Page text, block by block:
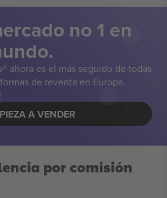
no 1 en
ahora es el más seguido de todas
de reventa en Europa.
A VENDER
por comisión